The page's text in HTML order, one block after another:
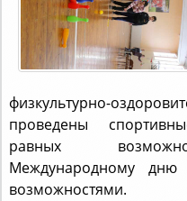
физкультурно-
проведены
равных
Международному
возможностями.